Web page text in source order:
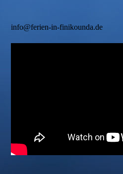
info@ferien-in-finikounda.de